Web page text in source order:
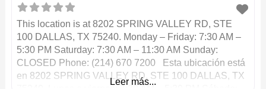
This location is at 8202 SPRING VALLEY RD, STE
100 DALLAS, TX 75240. Monday – Friday: 7:30 AM –
5:30 PM Saturday: 7:30 AM – 11:30 AM Sunday:
CLOSED Phone: (214) 670 7200 Esta ubicación está
en 8202 SPRING VALLEY RD, STE 100 DALLAS, TX
Leer más...